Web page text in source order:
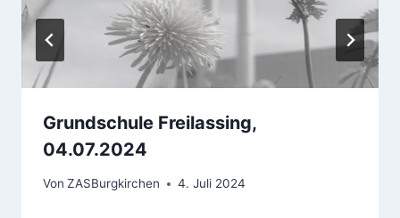
Grundschule Freilassing,
04.07.2024
Von ZASBurgkirchen 4. Juli 2024